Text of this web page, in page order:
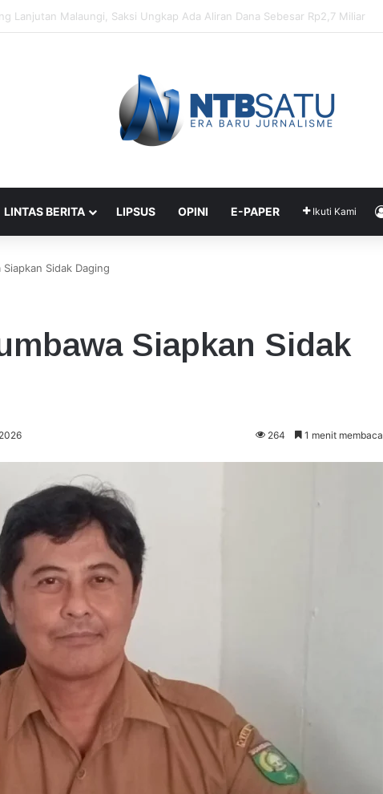
Tempat Penahanan Didik dan Malaungi, Kejari Bima: Alasan Keamanan
LINTAS BERITA LIPSUS OPINI E-PAPER Ikuti Kami
Sidak Daging
Siapkan Sidak
264 1 menit membaca